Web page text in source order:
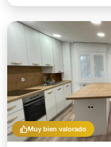
Muy bien valorado